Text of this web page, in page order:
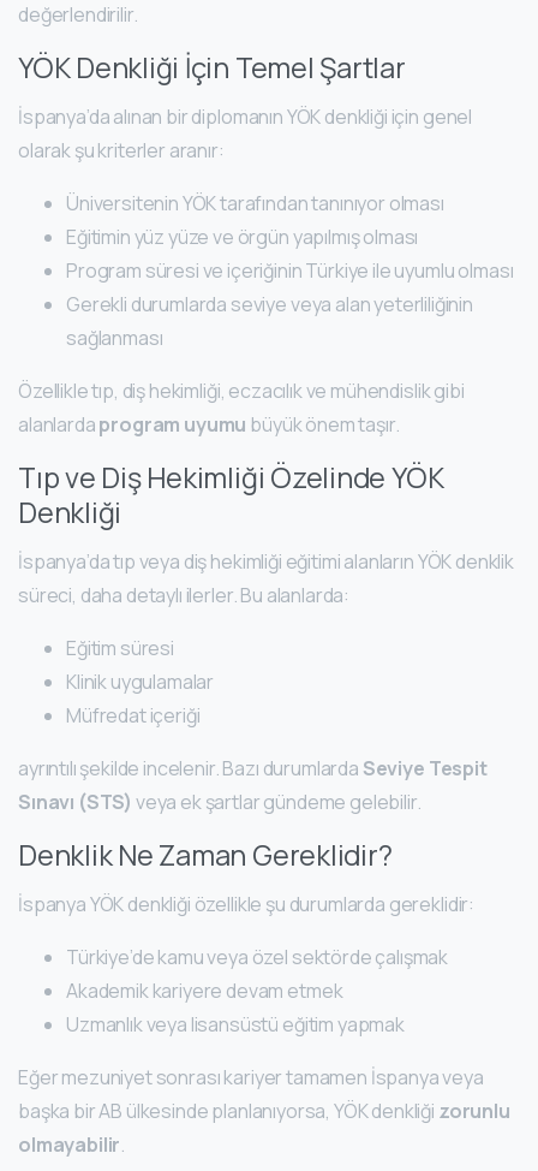
değerlendirilir.
YÖK Denkliği İçin Temel Şartlar
İspanya’da alınan bir diplomanın YÖK denkliği için genel
olarak şu kriterler aranır:
Üniversitenin YÖK tarafından tanınıyor olması
Eğitimin yüz yüze ve örgün yapılmış olması
Program süresi ve içeriğinin Türkiye ile uyumlu olması
Gerekli durumlarda seviye veya alan yeterliliğinin
sağlanması
Özellikle tıp, diş hekimliği, eczacılık ve mühendislik gibi
alanlardaprogram uyumu büyük önem taşır.
Tıp ve Diş Hekimliği Özelinde YÖK
Denkliği
İspanya’da tıp veya diş hekimliği eğitimi alanların YÖK denklik
süreci, daha detaylı ilerler. Bu alanlarda:
Eğitim süresi
Klinik uygulamalar
Müfredat içeriği
ayrıntılı şekilde incelenir. Bazı durumlarda Seviye Tespit
Sınavı (STS) veya ek şartlar gündeme gelebilir.
Denklik Ne Zaman Gereklidir?
İspanya YÖK denkliği özellikle şu durumlarda gereklidir:
Türkiye’de kamu veya özel sektörde çalışmak
Akademik kariyere devam etmek
Uzmanlık veya lisansüstü eğitim yapmak
Eğer mezuniyet sonrası kariyer tamamen İspanya veya
başka bir AB ülkesinde planlanıyorsa, YÖK denkliği zorunlu
olmayabilir.